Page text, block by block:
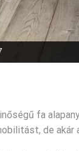
fa
de